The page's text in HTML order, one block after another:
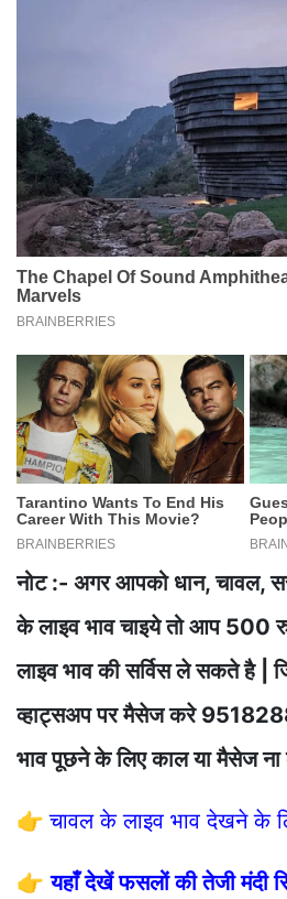
नोट :- अगर आपको धान, चावल,
के लाइव भाव चाइये तो आप 500
लाइव भाव की सर्विस ले सकते है |
व्हाट्सअप पर मैसेज करे
भाव पूछने के लिए काल या मैसेज
👉 चावल के लाइव भाव देखने के
👉यहाँ देखें फसलों की तेजी मंदी